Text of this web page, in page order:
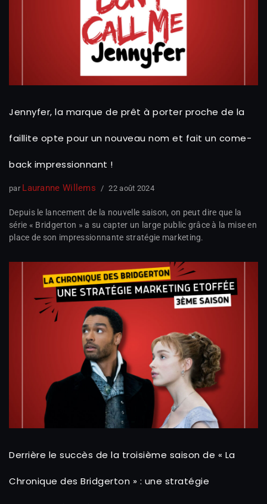
Jennyfer, la marque de prêt à porter proche de la
faillite opte pour un nouveau nom et fait un come-
back impressionnant !
par Lauranne Willems 22 août 2024
Depuis le lancement de la nouvelle saison, on peut dire que la
série « Bridgerton » a su capter un large public grâce à la mise en
place de son impressionnante stratégie marketing.
Derrière le succès de la troisième saison de « La
Chronique des Bridgerton » : une stratégie